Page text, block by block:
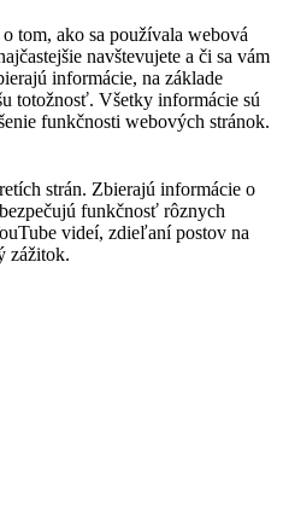
tom, ako sa používala webová
navštevujete a či sa vám
informácie, na základe
totožnosť. Všetky informácie sú
funkčnosti webových stránok.
strán. Zbierajú informácie o
funkčnosť rôznych
videí, zdieľaní postov na
zážitok.